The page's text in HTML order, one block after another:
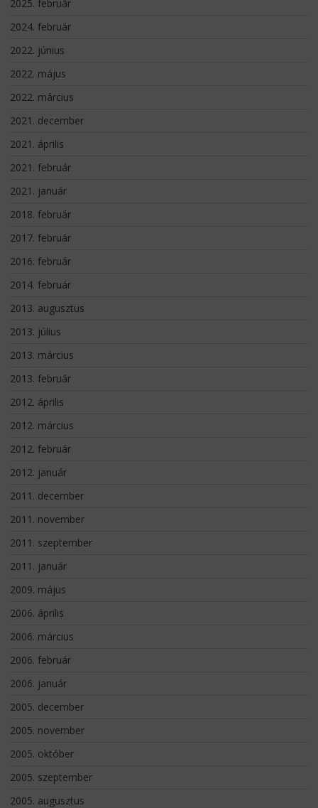
2025. február
2024. február
2022. június
2022. május
2022. március
2021. december
2021. április
2021. február
2021. január
2018. február
2017. február
2016. február
2014. február
2013. augusztus
2013. július
2013. március
2013. február
2012. április
2012. március
2012. február
2012. január
2011. december
2011. november
2011. szeptember
2011. január
2009. május
2006. április
2006. március
2006. február
2006. január
2005. december
2005. november
2005. október
2005. szeptember
2005. augusztus